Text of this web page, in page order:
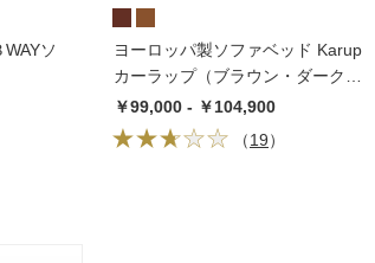
ソ
ヨーロッパ製ソファベッド Karup
カーラップ（ブラウン・ダークブ
ラウン）
￥99,000 - ￥104,900
（19）